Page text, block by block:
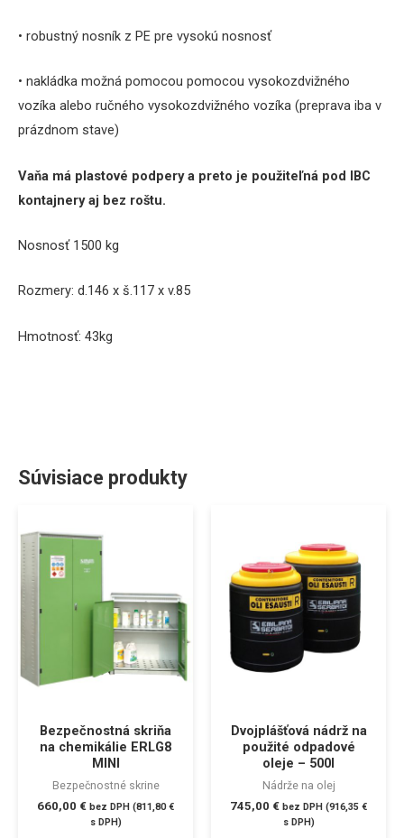
• robustný nosník z PE pre vysokú nosnosť
• nakládka možná pomocou pomocou vysokozdvižného
vozíka alebo ručného vysokozdvižného vozíka (preprava iba v
prázdnom stave)
Vaňa má plastové podpery a preto je použiteľná pod IBC
kontajnery aj bez roštu.
Nosnosť 1500 kg
Rozmery: d.146 x š.117 x v.85
Hmotnosť: 43kg
Súvisiace produkty
Bezpečnostná skriňa
na chemikálie ERLG8
MINI
Bezpečnostné skrine
660,00 € bez DPH (811,80€
s DPH)
Dvojplášťová nádrž na
použité odpadové
oleje – 500l
Nádrže na olej
745,00 € bez DPH (916,35 €
s DPH)